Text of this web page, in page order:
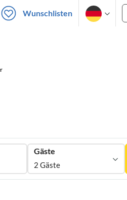
Wunschlisten
Gäste
2 Gäste